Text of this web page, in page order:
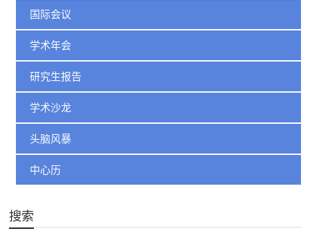
国际会议
学术年会
研究生报告
学术沙龙
头脑风暴
中心历
搜索